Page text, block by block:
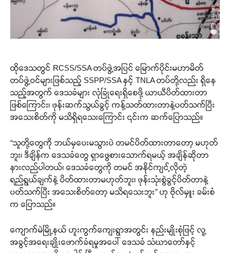
ထိုဒေသတွင် RCSS/SSA တပ်ဖွဲ့အပြင် မြောက်ပိုင်းမဟာမိတ်
တပ်ဖွဲ့ဝင်များဖြစ်သည့် SSPP/SSA နှင့် TNLA တပ်တို့လည်း ရှိနေ
သည့်အတွက် ဒေသခံများ လုံခြုံရေးရှိစေဖို့ ယာယီပိတ်ထားတာ
ဖြစ်ကြောင်း၊ ဖုန်းဆက်သွယ်ခွင့် ကန့်သတ်ထားတာနဲ့ပတ်သက်ပြီး
အသေးစိတ်ကို မသိရှိရသေးကြောင်း ၎င်းက ဆက်ပြောသည်။
“သူတို့တွေကို ဘယ်မှပေးမသွားပဲ တမင်ပိတ်ထားတာတော့ မဟုတ်
ဘူး၊ ဒီချိန်က ဒေသခံတွေ ရှာဖွေစားသောက်ရမယ့် အချိန်ဆိုတာ
နားလည်ပါတယ်၊ ဒေသခံတွေကို တမင် အနိုင်ကျင့်လိုတဲ့
ရည်ရွယ်ချက်နဲ့ ပိတ်ထားတာမဟုတ်ဘူး၊ ဖုန်းသုံးစွဲခွင့်ပိတ်တာနဲ့
ပတ်သက်ပြီး အသေးစိတ်တော့ မသိရသေးဘူး” ဟု ဗိုလ်မှူး ခမ်းစံ
က ပြောသည်။
ကျောက်မဲမြို့နယ် ဟူးကွက်ကျေးရွာအတွင်း နည်းမျိုးစုံဖြင့် လူ့
အခွင့်အရေးချိုးဖောက်ခံရမှုအပေါ် ဒေသခံ သံဃာတော်နှင့်